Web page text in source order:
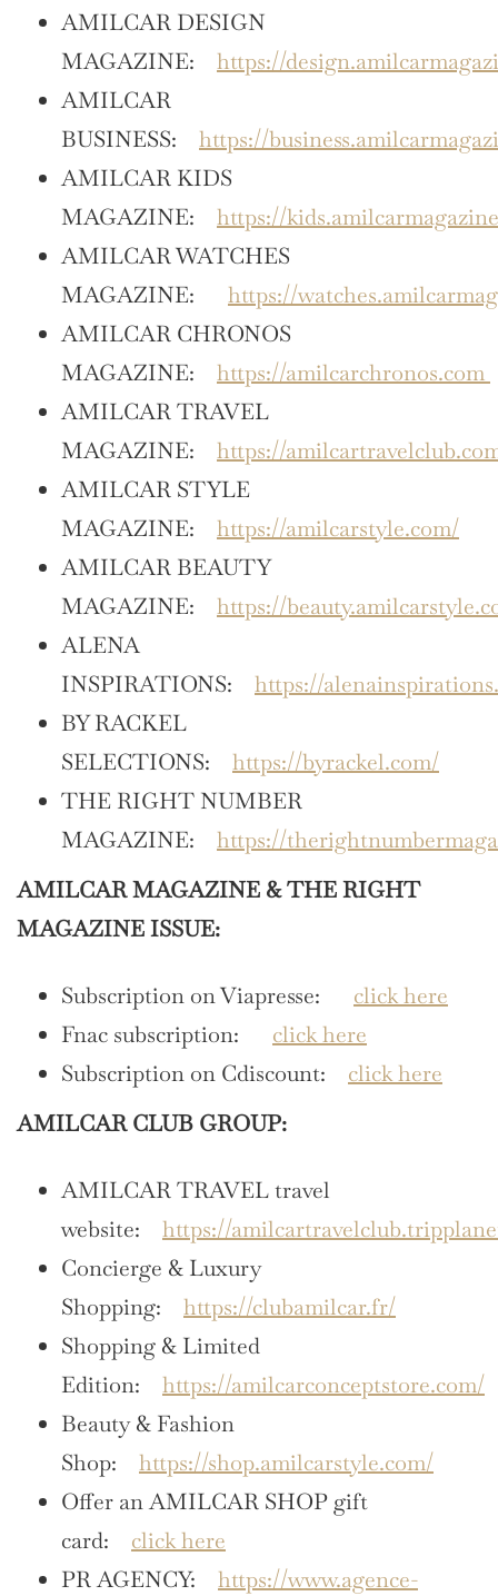
AMILCAR DESIGN
MAGAZINE: https://
AMILCAR
BUSINESS: https://
AMILCAR KIDS
MAGAZINE: https://
AMILCAR WATCHES
MAGAZINE: https://
AMILCAR CHRONOS
MAGAZINE: https://amilcarchronos.com
AMILCAR TRAVEL
MAGAZINE: https://
AMILCAR STYLE
MAGAZINE: https://amilcarstyle.com/
AMILCAR BEAUTY
MAGAZINE: https://
ALENA
INSPIRATIONS: https://
BY RACKEL
SELECTIONS: https://byrackel.com/
THE RIGHT NUMBER
MAGAZINE: https://
AMILCAR MAGAZINE & THE RIGHT
MAGAZINE ISSUE:
Subscription on Viapresse: click here
Fnac subscription: click here
Subscription on Cdiscount: click here
AMILCAR CLUB GROUP:
AMILCAR TRAVEL travel
website: https://
Concierge & Luxury
Shopping: https://clubamilcar.fr/
Shopping & Limited
Edition: https://amilcarconceptstore.com/
Beauty & Fashion
Shop: https://shop.amilcarstyle.com/
Offer an AMILCAR SHOP gift
card: click here
PR AGENCY: https://www.agence-